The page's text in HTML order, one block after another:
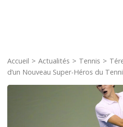
Accueil > Actualités > Tennis >
d’un Nouveau Super-Héros du